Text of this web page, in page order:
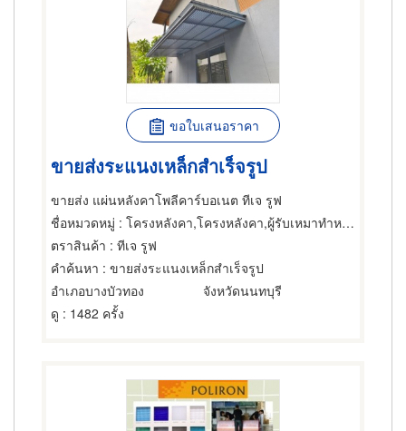
ขอใบเสนอราคา
ขายส่งระแนงเหล็กสำเร็จรูป
ขายส่ง แผ่นหลังคาโพลีคาร์บอเนต ทีเจ รูฟ
ชื่อหมวดหมู่ : โครงหลังคา,โครงหลังคา,ผู้รับเหมาทำหลังคา
ตราสินค้า : ทีเจ รูฟ
คำค้นหา : ขายส่งระแนงเหล็กสำเร็จรูป
อำเภอบางบัวทอง
จังหวัดนนทบุรี
ดู : 1482 ครั้ง